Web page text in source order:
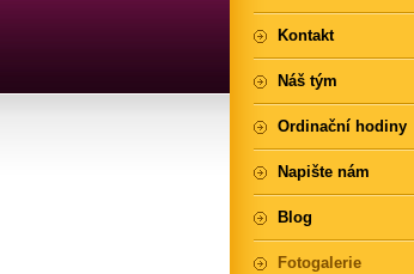
Kontakt
Náš tým
Ordinační hodiny
Napište nám
Blog
Fotogalerie